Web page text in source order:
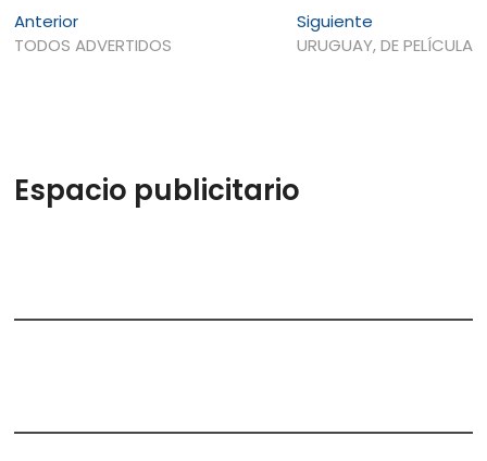
Navegación
de
AnteriorEntrada
anterior:
TODOS ADVERTIDOS
SiguienteEntrada
siguiente:
URUGUAY, DE PELÍCULA
Espacio publicitario